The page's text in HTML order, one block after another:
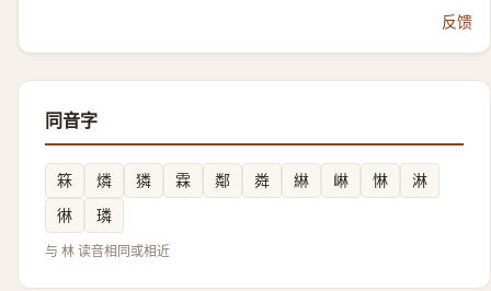
反馈
同音字
箖 燐 獜 霖 鄰 粦 綝 崊 惏
淋
㣩
璘
与 林 读音相同或相近